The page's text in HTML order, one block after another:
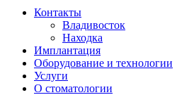
Контакты
Владивосток
Находка
Имплантация
Оборудование и технологии
Услуги
О стоматологии